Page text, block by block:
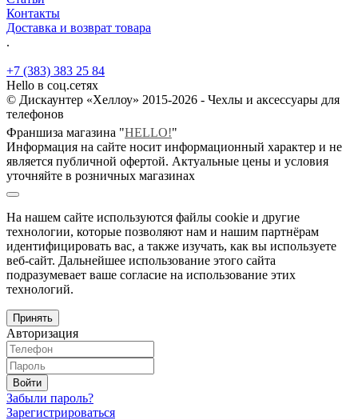
Контакты
Доставка и возврат товара
.
+7 (383) 383 25 84
Hello в соц.сетях
© Дискаунтер «Хеллоу» 2015-2026 - Чехлы и аксессуары для
телефонов
Франшиза магазина "HELLO!"
Информация на сайте носит информационный характер и не
является публичной офертой. Актуальные цены и условия
уточняйте в розничных магазинах
На нашем сайте используются файлы cookie и другие
технологии, которые позволяют нам и нашим партнёрам
идентифицировать вас, а также изучать, как вы используете
веб-сайт. Дальнейшее использование этого сайта
подразумевает ваше согласие на использование этих
технологий.
Принять
Авторизация
Войти
Забыли пароль?
Зарегистрироваться